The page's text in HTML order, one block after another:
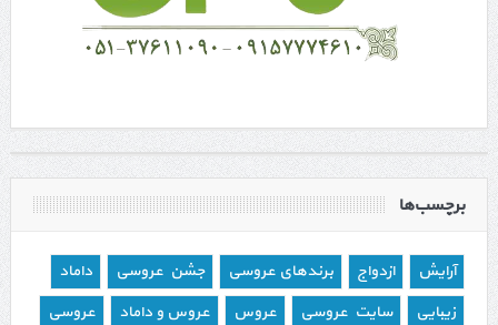
برچسب‌ها
آرایش ازدواج برندهای عروسی جشن عروسی
داماد
زیبایی
سایت عروسی عروس عروس و داماد
عروسی